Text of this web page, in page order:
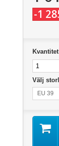
-1
Kvantitet
Välj
EU 39